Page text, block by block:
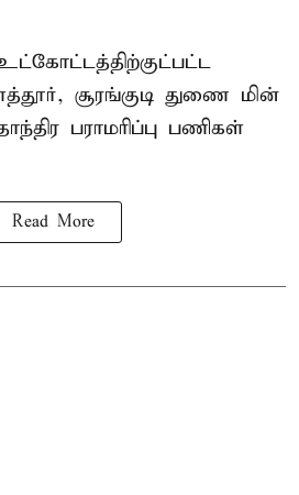
சூரங்குடி துணை மின்
பராமரிப்பு பணிகள்
Read More